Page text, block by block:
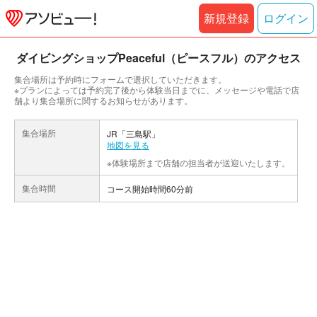
新規登録 ログイン
ダイビングショップPeaceful（ピースフル）のアクセス
集合場所は予約時にフォームで選択していただきます。
※プランによっては予約完了後から体験当日までに、メッセージや電話で店
舗より集合場所に関するお知らせがあります。
集合場所
JR「三島駅」
地図を見る
※体験場所まで店舗の担当者が送迎いたします。
集合時間 コース開始時間60分前